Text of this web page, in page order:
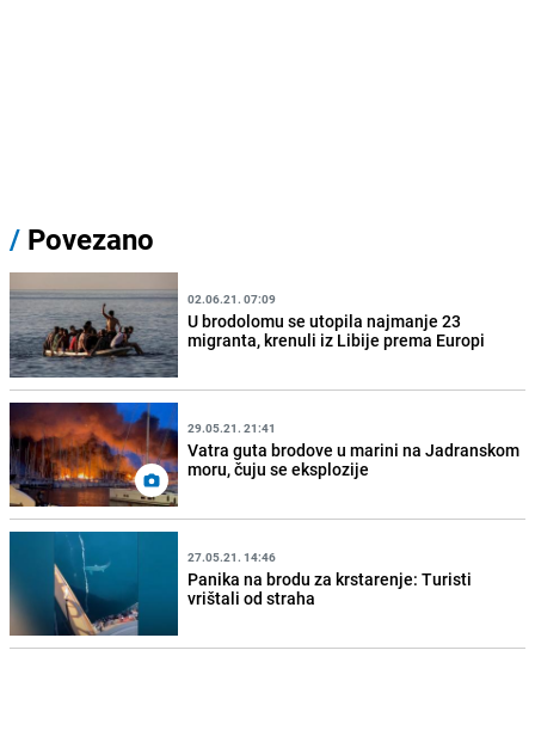
/ Povezano
02.06.21. 07:09
U brodolomu se utopila najmanje 23
migranta, krenuli iz Libije prema Europi
29.05.21. 21:41
Vatra guta brodove u marini na Jadranskom
moru, čuju se eksplozije
27.05.21. 14:46
Panika na brodu za krstarenje: Turisti
vrištali od straha